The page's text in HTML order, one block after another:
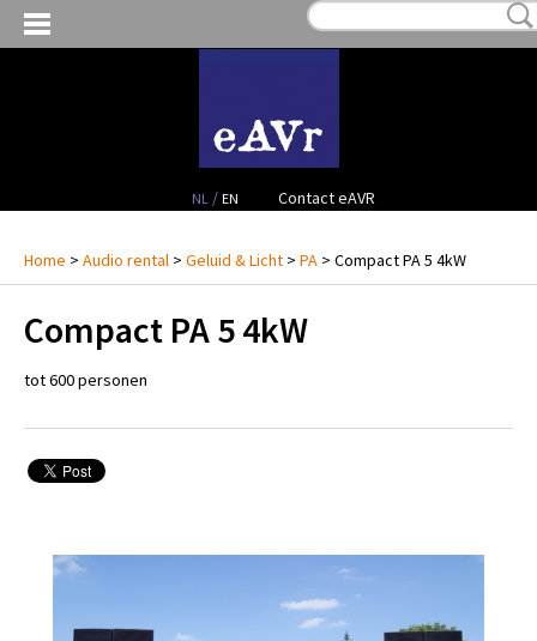
NL / EN Contact eAVR
MY WISHLIST:€ 0,00(0)
CONTACT
Home > Audio rental > Geluid & Licht > PA > Compact PA 5 4kW
Compact PA 5 4kW
tot 600 personen